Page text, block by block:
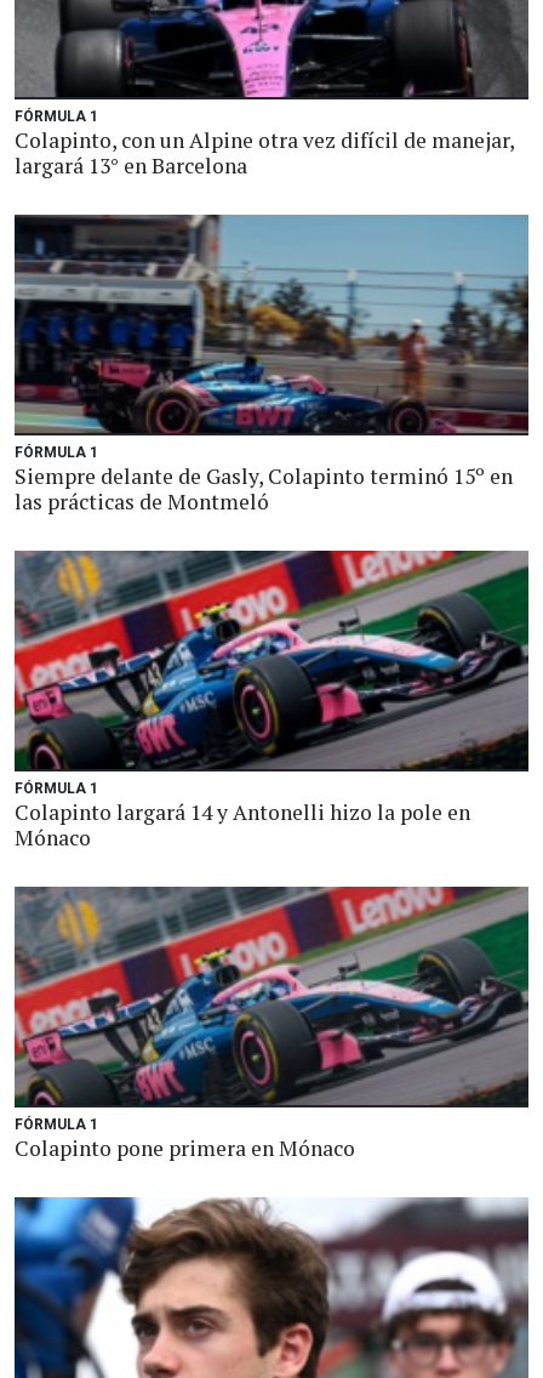
FÓRMULA 1
Colapinto, con un Alpine otra vez difícil de manejar,
largará 13° en Barcelona
FÓRMULA 1
Siempre delante de Gasly, Colapinto terminó 15º en
las prácticas de Montmeló
FÓRMULA 1
Colapinto largará 14 y Antonelli hizo la pole en
Mónaco
FÓRMULA 1
Colapinto pone primera en Mónaco